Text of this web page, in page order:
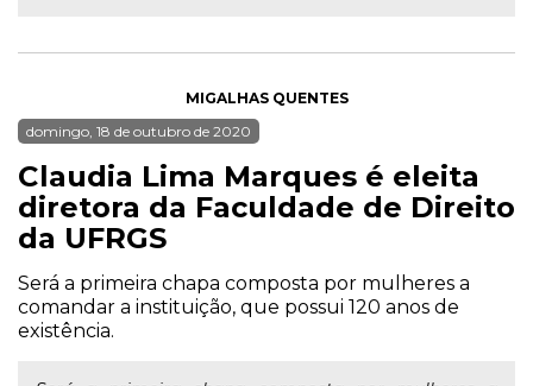
MIGALHAS QUENTES
domingo, 18 de outubro de 2020
Claudia Lima Marques é eleita
diretora da Faculdade de Direito
da UFRGS
Será a primeira chapa composta por mulheres a
comandar a instituição, que possui 120 anos de
existência.